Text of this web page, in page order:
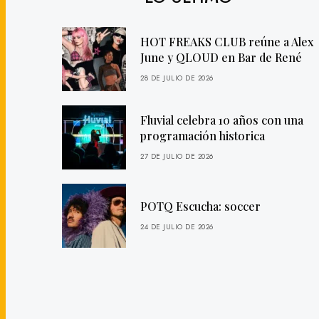
HOT FREAKS CLUB reúne a Alex
June y QLOUD en Bar de René
28 DE JULIO DE 2026
Fluvial celebra 10 años con una
programación historica
27 DE JULIO DE 2026
POTQ Escucha: soccer
24 DE JULIO DE 2026